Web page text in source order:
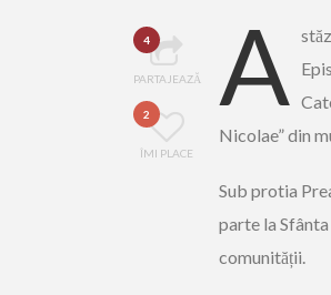
4
PARTAJEAZĂ
2
ÎMI PLACE
A
Nicolae” din
Sub protia
parte la
comunității.